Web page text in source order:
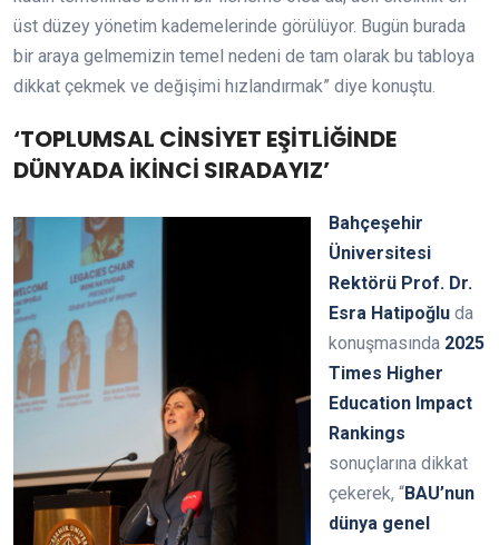
üst düzey yönetim kademelerinde görülüyor. Bugün burada
bir araya gelmemizin temel nedeni de tam olarak bu tabloya
dikkat çekmek ve değişimi hızlandırmak” diye konuştu.
‘TOPLUMSAL CİNSİYET EŞİTLİĞİNDE
DÜNYADA İKİNCİ SIRADAYIZ’
Bahçeşehir
Üniversitesi
Rektörü Prof. Dr.
Esra Hatipoğlu da
konuşmasında 2025
Times Higher
Education Impact
Rankings
sonuçlarına dikkat
çekerek, “BAU’nun
dünya genel